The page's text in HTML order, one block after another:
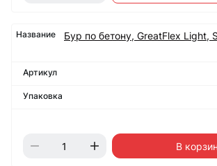
Бур по бетону, GreatFlex Light,
В